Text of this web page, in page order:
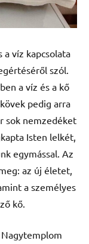
a víz kapcsolata
szól.
a víz és a kő
pedig arra
sok nemzedéket
Isten lelkét,
egymással. Az
az új életet,
a személyes
kő.